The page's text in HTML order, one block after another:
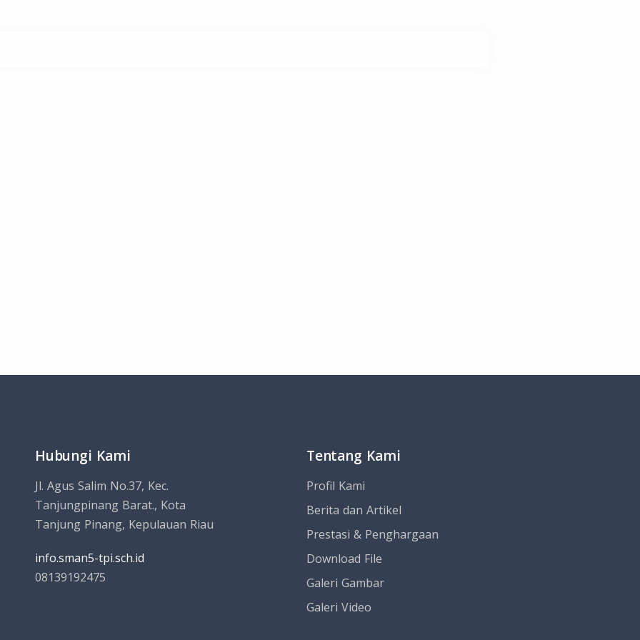
Hubungi Kami
Jl. Agus Salim No.37, Kec.
Tanjungpinang Barat., Kota
Tanjung Pinang, Kepulauan Riau
info.sman5-tpi.sch.id
08139192475
Tentang Kami
Profil Kami
Berita dan Artikel
Prestasi & Penghargaan
Download File
Galeri Gambar
Galeri Video